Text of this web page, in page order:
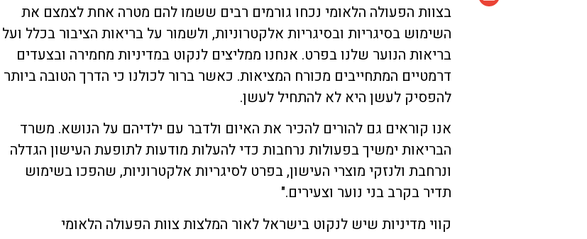
בצוות הפעולה הלאומי נכחו גורמים רבים ששמו להם מטרה אחת לצמצם את
השימוש בסיגריות ובסיגריות אלקטרוניות, ולשמור על בריאות הציבור בכלל ועל
בריאות הנוער שלנו בפרט. אנחנו ממליצים לנקוט במדיניות מחמירה ובצעדים
דרמטיים המתחייבים מכורח המציאות. כאשר ברור לכולנו כי הדרך הטובה ביותר
להפסיק לעשן היא לא להתחיל לעשן.
אנו קוראים גם להורים להכיר את האיום ולדבר עם ילדיהם על הנושא. משרד
הבריאות ימשיך בפעולות נרחבות כדי להעלות מודעות לתופעת העישון הגדלה
ונרחבת ולנזקי מוצרי העישון, בפרט לסיגריות אלקטרוניות, שהפכו בשימוש
תדיר בקרב בני נוער וצעירים."
קווי מדיניות שיש לנקוט בישראל לאור המלצות צוות הפעולה הלאומי